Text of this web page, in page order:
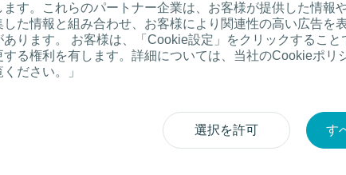
す。これらのパートナー企業は、お客様が提供した情報
した情報と組み合わせ、お客様により関連性の高い広告を
あります。 お客様は、「Cookie設定」をクリックするこ
する権利を有します。詳細については、当社のCookieポリ
ださい。」
選択を許可 す
ス